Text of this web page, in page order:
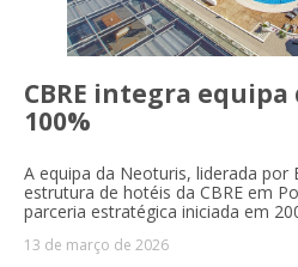
CBRE integra
100%
A equipa da Neoturis, liderada por
estrutura de hotéis da CBRE em
parceria estratégica iniciada em
13 de março de 2026